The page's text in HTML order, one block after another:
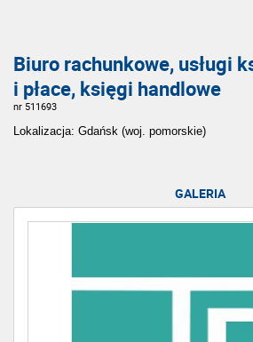
Biuro rachunkowe, usługi
i płace, księgi handlowe
nr 511693
Lokalizacja: Gdańsk (woj. pomorskie)
GALERIA